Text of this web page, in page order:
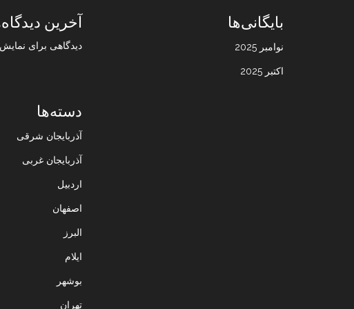
آخرین
دیدگاهی برای نمایش
بایگانی‌ها
نوامبر 2025
اکتبر 2025
دسته‌ها
آذربایجان شرقی
آذربایجان غربی
اردبیل
اصفهان
البرز
ایلام
بوشهر
تهران